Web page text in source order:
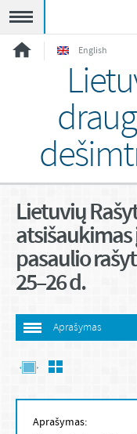
English
Lietuvių
pasaulio
25–26 d.
Aprašymas
Aprašymas: